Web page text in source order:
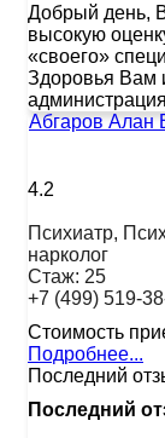
Добрый день,
высокую
«своего»
Здоровья Вам
Абгаров Алан
4.2
Психиатр,
нарколог
Стаж: 25
+7 (499) 519-
Стоимость
Подробнее...
Последний
Последний